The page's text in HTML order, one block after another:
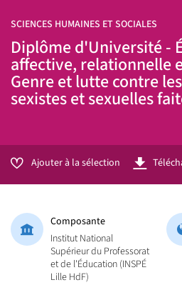
SCIENCES HUMAINES ET SOCIALES
Diplôme d'Université -
affective, relationnelle
Genre et lutte contre
sexistes et sexuelles
Ajouter à la sélection
Composante
Institut National
Supérieur du Professorat
et de l'Éducation (INSPÉ
Lille HdF)